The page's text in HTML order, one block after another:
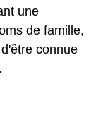
une
de famille,
connue